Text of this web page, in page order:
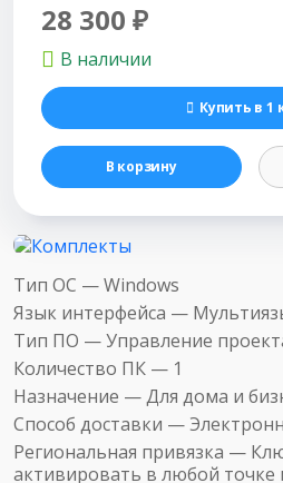
Тип ОС —Windows
Язык интерфейса —
Тип ПО —Управление
Количество ПК — 1
Назначение —Для дома и
Способ доставки —
Региональная привязка —
активировать в любой точке
28 300 ₽
В наличии
Купить в 1
В корзину